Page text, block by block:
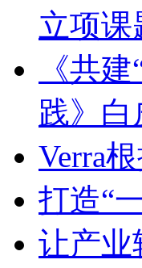
立项课
《共
践》白
Verra
打造“
让产业